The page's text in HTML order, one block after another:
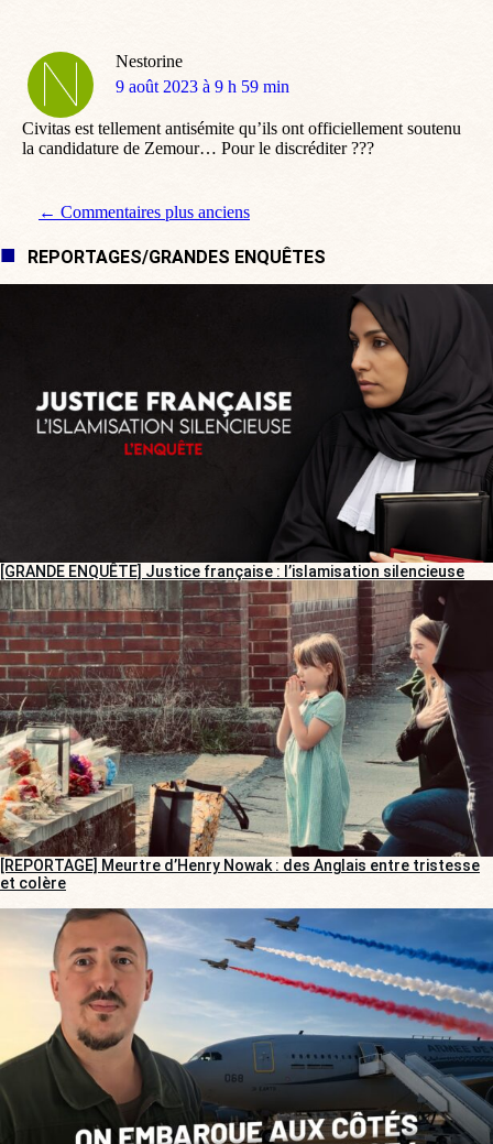
Nestorine
dit
9 août 2023 à 9 h 59 min
Civitas est tellement antisémite qu’ils ont officiellement soutenu
la candidature de Zemour… Pour le discréditer ???
Navigation de commentaire
← Commentaires plus anciens
REPORTAGES/GRANDES ENQUÊTES
[GRANDE ENQUÊTE] Justice française : l’islamisation silencieuse
[REPORTAGE] Meurtre d’Henry Nowak : des Anglais entre tristesse
et colère